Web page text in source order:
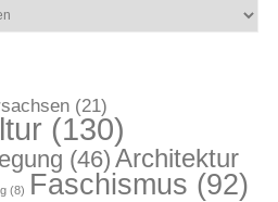
(21)
(130)
(46) Architektur
(8) Faschismus (92)